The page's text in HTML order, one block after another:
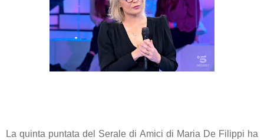
La quinta puntata del Serale di Amici di Maria De Filippi ha